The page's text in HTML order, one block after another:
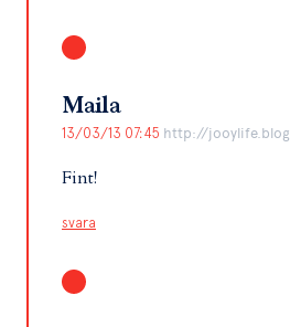
Maila
13/03/13 07:45 http://
Fint!
svara